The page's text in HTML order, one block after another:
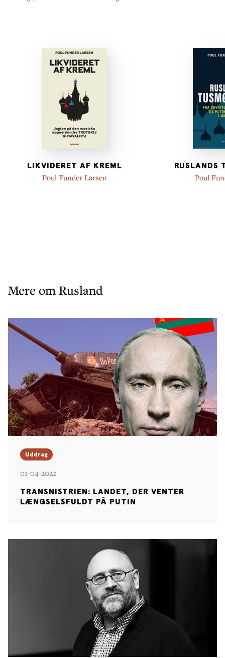
LIKVIDERET AF KREML
Poul Funder Larsen
RUSLANDS
Poul
Mere om Rusland
Uddrag
01-04-2022
TRANSNISTRIEN: LANDET, DER VENTER
LÆNGSELSFULDT PÅ PUTIN